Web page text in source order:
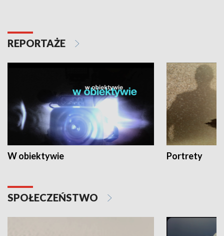
REPORTAŻE
W obiektywie Portrety
SPOŁECZEŃSTWO